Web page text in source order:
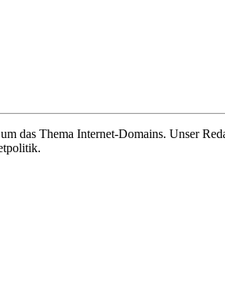
das Thema Internet-Domains. Unser